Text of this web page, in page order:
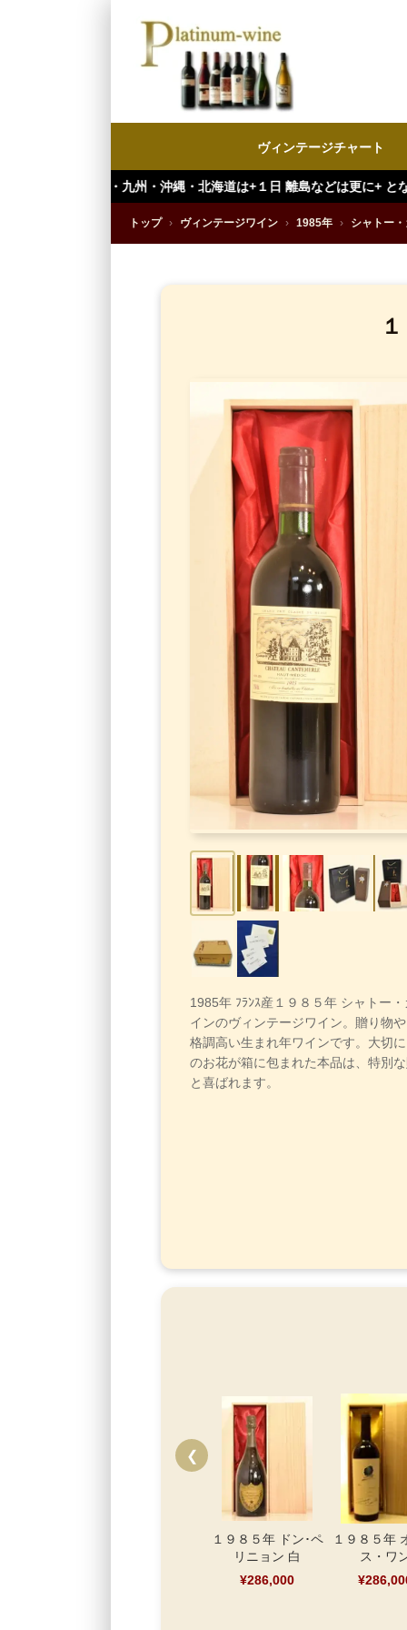
ヴィンテージチャート
縄・北海道は+１日 離島などは更に+ となります。）
トップ › ヴィンテージワイン › 1985年 › シャトー
1985年 ﾌﾗﾝｽ産１９８５年 シャトー
インのヴィンテージワイン。贈り物
格調高い生まれ年ワインです。大切
のお花が箱に包まれた本品は、特別
と喜ばれます。
❮
１９８５年 ドン･ペ
リニョン 白
¥286,000
１９８５年
ス・ワ